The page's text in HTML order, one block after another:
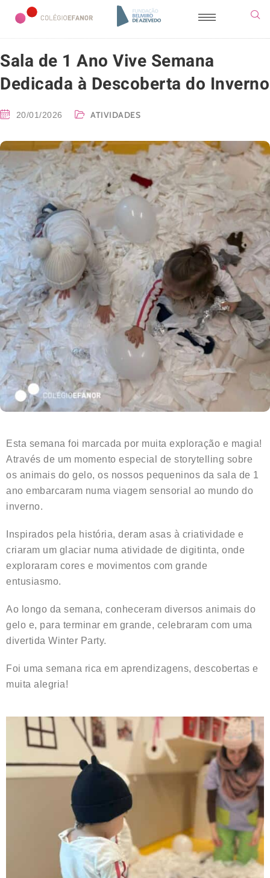
Sala de 1 Ano Vive Semana
Dedicada à Descoberta do Inverno
20/01/2026 ATIVIDADES
Esta semana foi marcada por muita exploração e magia!
Através de um momento especial de storytelling sobre
os animais do gelo, os nossos pequeninos da sala de 1
ano embarcaram numa viagem sensorial ao mundo do
inverno.
Inspirados pela história, deram asas à criatividade e
criaram um glaciar numa atividade de digitinta, onde
exploraram cores e movimentos com grande
entusiasmo.
Ao longo da semana, conheceram diversos animais do
gelo e, para terminar em grande, celebraram com uma
divertida Winter Party.
Foi uma semana rica em aprendizagens, descobertas e
muita alegria!